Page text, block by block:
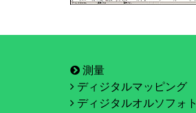
測量
ディジタルマッピング
ディジタルオルソフォト